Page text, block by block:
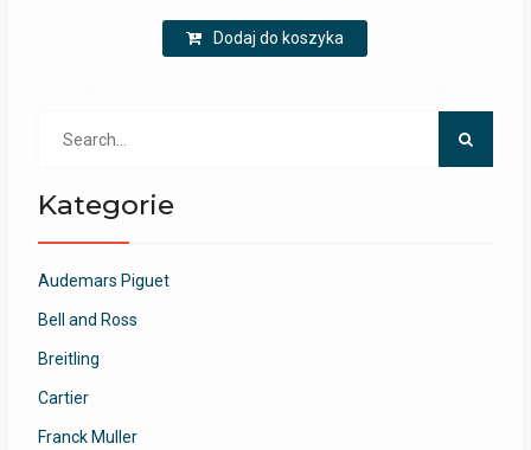
Dodaj do koszyka
Kategorie
Audemars Piguet
Bell and Ross
Breitling
Cartier
Franck Muller